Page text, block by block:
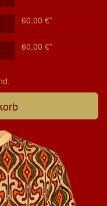
60,00 €*
60,00 €*